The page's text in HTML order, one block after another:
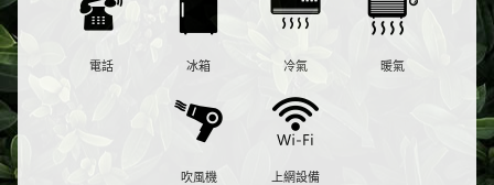
電話 冰箱 冷氣 暖氣
吹風機 上網設備